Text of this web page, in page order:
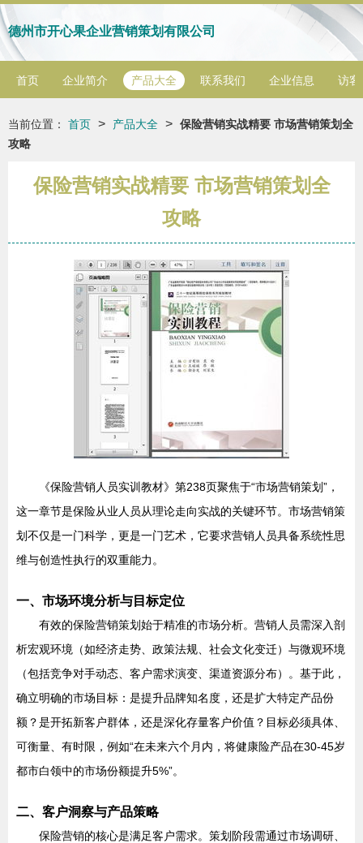
德州市开心果企业营销策划有限公司
首页 企业简介 产品大全 联系我们 企业信息 访客
当前位置： 首页 > 产品大全 > 保险营销实战精要 市场营销策划全
攻略
保险营销实战精要 市场营销策划全
攻略
《保险营销人员实训教材》第238页聚焦于“市场营销策划”，
这一章节是保险从业人员从理论走向实战的关键环节。市场营销策
划不仅是一门科学，更是一门艺术，它要求营销人员具备系统性思
维与创造性执行的双重能力。
一、市场环境分析与目标定位
有效的保险营销策划始于精准的市场分析。营销人员需深入剖
析宏观环境（如经济走势、政策法规、社会文化变迁）与微观环境
（包括竞争对手动态、客户需求演变、渠道资源分布）。基于此，
确立明确的市场目标：是提升品牌知名度，还是扩大特定产品份
额？是开拓新客户群体，还是深化存量客户价值？目标必须具体、
可衡量、有时限，例如“在未来六个月内，将健康险产品在30-45岁
都市白领中的市场份额提升5%”。
二、客户洞察与产品策略
保险营销的核心是满足客户需求。策划阶段需通过市场调研、